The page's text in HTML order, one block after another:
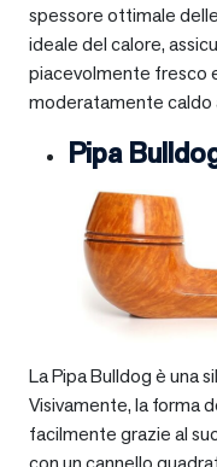
spessore ottimale
ideale del calore,
piacevolmente fresco
moderatamente caldo
Pipa
La Pipa Bulldog è una
Visivamente, la forma
facilmente grazie al